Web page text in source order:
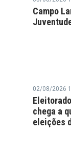
Campo
02/08/2026
chega a
eleições